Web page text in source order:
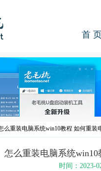
首 页
么重装电脑系统win10教程 如何重装
怎么重装电脑系统
时间：2023-